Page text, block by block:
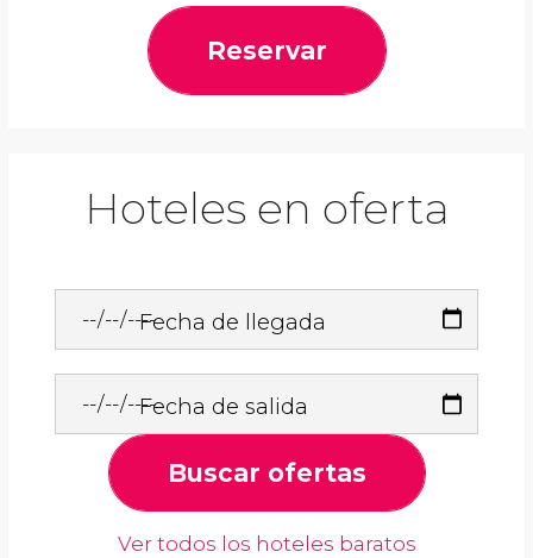
Reservar
Hoteles en oferta
Fecha de llegada
Fecha de salida
Buscar ofertas
Ver todos los hoteles baratos